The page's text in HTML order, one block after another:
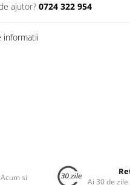
ajutor? 0724 322 954
informatii
si Ai 30 de